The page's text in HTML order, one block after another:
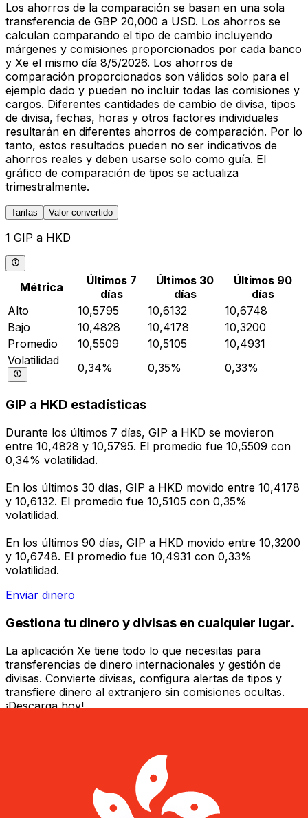
Los ahorros de la comparación se basan en una sola
transferencia de GBP 20,000 a USD. Los ahorros se
calculan comparando el tipo de cambio incluyendo
márgenes y comisiones proporcionados por cada banco
y Xe el mismo día 8/5/2026. Los ahorros de
comparación proporcionados son válidos solo para el
ejemplo dado y pueden no incluir todas las comisiones y
cargos. Diferentes cantidades de cambio de divisa, tipos
de divisa, fechas, horas y otros factores individuales
resultarán en diferentes ahorros de comparación. Por lo
tanto, estos resultados pueden no ser indicativos de
ahorros reales y deben usarse solo como guía. El
gráfico de comparación de tipos se actualiza
trimestralmente.
Tarifas Valor convertido
1 GIP a HKD
Métrica
Últimos 7
días
Últimos 30
días
Últimos 90
días
Alto
10,5795 10,6132
10,6748
Bajo
10,4828 10,4178
10,3200
Promedio
10,5509 10,5105
10,4931
Volatilidad
0,34% 0,35% 0,33%
GIP a HKD estadísticas
Durante los últimos 7 días, GIP a HKD se movieron
entre 10,4828 y 10,5795. El promedio fue 10,5509 con
0,34% volatilidad.
En los últimos 30 días, GIP a HKD movido entre 10,4178
y 10,6132. El promedio fue 10,5105 con 0,35%
volatilidad.
En los últimos 90 días, GIP a HKD movido entre 10,3200
y 10,6748. El promedio fue 10,4931 con 0,33%
volatilidad.
Enviar dinero
Gestiona tu dinero y divisas en cualquier lugar.
La aplicación Xe tiene todo lo que necesitas para
transferencias de dinero internacionales y gestión de
divisas. Convierte divisas, configura alertas de tipos y
transfiere dinero al extranjero sin comisiones ocultas.
¡Descarga hoy!